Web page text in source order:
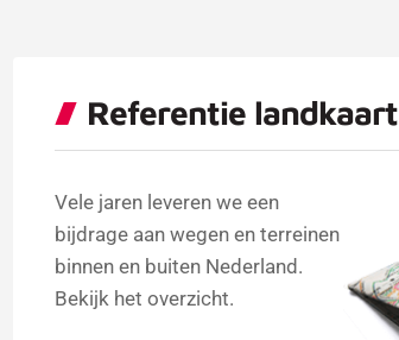
Referentie landkaart
Vele jaren leveren we een
bijdrage aan wegen en terreinen
binnen en buiten Nederland.
Bekijk het overzicht.